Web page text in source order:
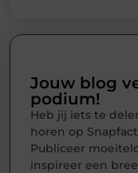
Jouw blog
podium!
Heb jij iets te
horen op
Publiceer
inspireer een